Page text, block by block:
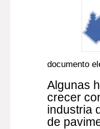
documento
Algunas
crecer
industria
de